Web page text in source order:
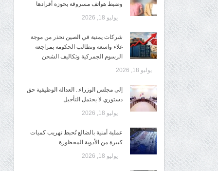
وضبط هواتف مسروقة بحوزة أفرادها
يوليو 18, 2026
شركات يمنية في الصين تحذر من موجة
غلاء واسعة وتطالب الحكومة بمراجعة
الرسوم الجمركية وتكاليف الشحن
يوليو 18, 2026
إلى مجلس الوزراء.. العدالة الوظيفية حق
دستوري لا يحتمل التأجيل
يوليو 18, 2026
عملية أمنية بالضالع تُحبط تهريب كميات
كبيرة من الأدوية المحظورة
يوليو 18, 2026